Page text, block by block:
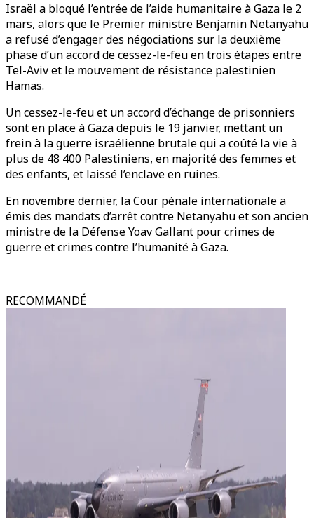
Israël a bloqué l’entrée de l’aide humanitaire à Gaza le 2
mars, alors que le Premier ministre Benjamin Netanyahu
a refusé d’engager des négociations sur la deuxième
phase d’un accord de cessez-le-feu en trois étapes entre
Tel-Aviv et le mouvement de résistance palestinien
Hamas.
Un cessez-le-feu et un accord d’échange de prisonniers
sont en place à Gaza depuis le 19 janvier, mettant un
frein à la guerre israélienne brutale qui a coûté la vie à
plus de 48 400 Palestiniens, en majorité des femmes et
des enfants, et laissé l’enclave en ruines.
En novembre dernier, la Cour pénale internationale a
émis des mandats d’arrêt contre Netanyahu et son ancien
ministre de la Défense Yoav Gallant pour crimes de
guerre et crimes contre l’humanité à Gaza.
RECOMMANDÉ